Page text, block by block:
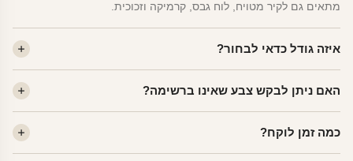
מתאים גם לקיר מטויח, לוח גבס, קרמיקה וזכוכית.
איזה גודל כדאי לבחור?
שינה של מבוגרים — L. לפינה קטנה — S.
האם ניתן לבקש צבע שאינו ברשימה?
הצבעים זמינים ללא תוספת מחיר.
כמה זמן לוקח?